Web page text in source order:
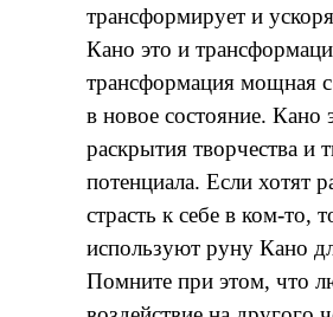
трансформирует и
Кано это и
трансформация мощная
в новое состояние. Кано
раскрытия творчества и
потенциала. Если хотят
страсть к себе в ком-то,
используют руну Кано
Помните при этом, что